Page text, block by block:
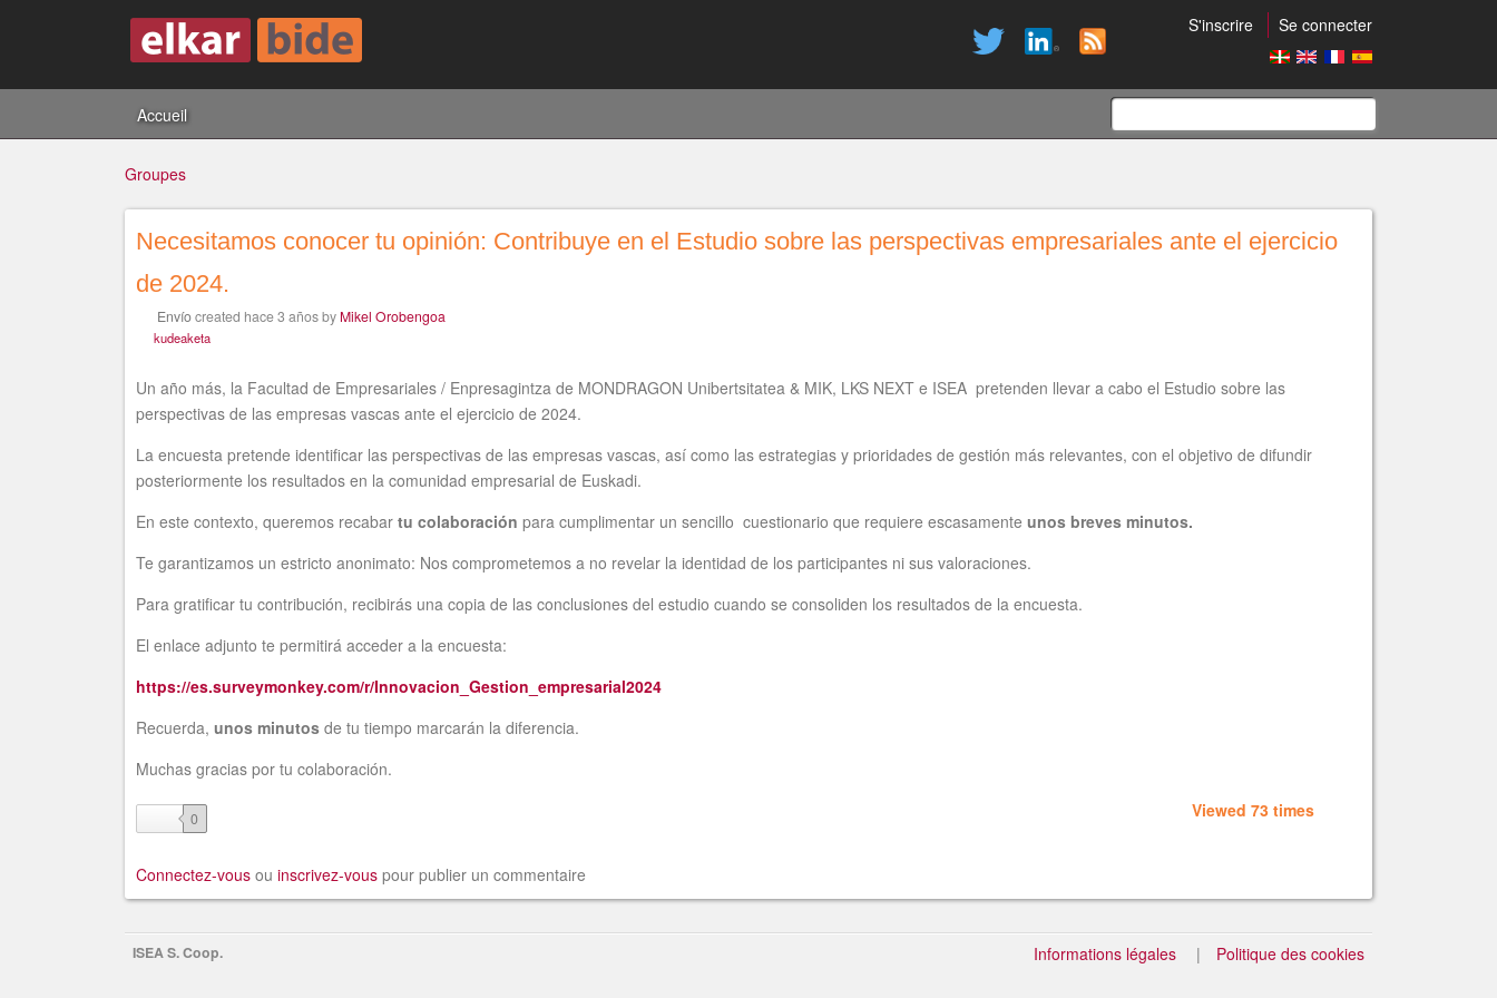
S'inscrire Se connecter
Accueil
de
Vous
êtes
ici
Groupes
Necesitamos conocer tu opinión: Contribuye en el Estudio sobre las perspectivas empresariales ante el ejercicio
de 2024.
Envíocreated hace 3 añosby Mikel Orobengoa
kudeaketa
Un año más, la Facultad de Empresariales / Enpresagintza de MONDRAGON Unibertsitatea & MIK, LKS NEXT e ISEA pretenden llevar a cabo el Estudio sobre las
perspectivas de las empresas vascas ante el ejercicio de 2024.
La encuesta pretende identificar las perspectivas de las empresas vascas, así como las estrategias y prioridades de gestión más relevantes, con el objetivo de difundir
posteriormente los resultados en la comunidad empresarial de Euskadi.
En este contexto, queremos recabar tu colaboración para cumplimentar un sencillo cuestionario que requiere escasamente unos breves minutos.
Te garantizamos un estricto anonimato: Nos comprometemos a no revelar la identidad de los participantes ni sus valoraciones.
Para gratificar tu contribución, recibirás una copia de las conclusiones del estudio cuando se consoliden los resultados de la encuesta.
El enlace adjunto te permitirá acceder a la encuesta:
https://es.surveymonkey.com/r/Innovacion_Gestion_empresarial2024
Recuerda, unos minutos de tu tiempo marcarán la diferencia.
Muchas gracias por tu colaboración.
like0 Viewed 73 times
Connectez-vous ou inscrivez-vous pour publier un commentaire
ISEA S. Coop. Informations légales Politique des cookies